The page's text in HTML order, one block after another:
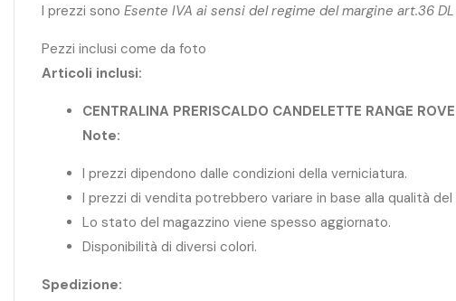
I prezzi sono Esente IVA ai sensi del regime del margine art.36
Pezzi inclusi come da foto
Articoli inclusi:
CENTRALINA PRERISCALDO CANDELETTE RANGE
Note:
I prezzi dipendono dalle condizioni della verniciatura.
I prezzi di vendita potrebbero variare in base alla qualità
Lo stato del magazzino viene spesso aggiornato.
Disponibilità di diversi colori.
Spedizione: